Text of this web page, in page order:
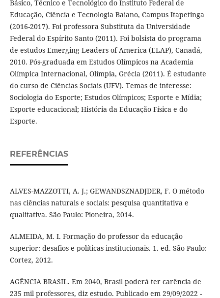
Básico, Técnico e Tecnológico do Instituto Federal de
Educação, Ciência e Tecnologia Baiano, Campus Itapetinga
(2016-2017). Foi professora Substituta da Universidade
Federal do Espírito Santo (2011). Foi bolsista do programa
de estudos Emerging Leaders of America (ELAP), Canadá,
2010. Pós-graduada em Estudos Olímpicos na Academia
Olímpica Internacional, Olímpia, Grécia (2011). É estudante
do curso de Ciências Sociais (UFV). Temas de interesse:
Sociologia do Esporte; Estudos Olímpicos; Esporte e Mídia;
Esporte educacional; História da Educação Física e do
Esporte.
REFERÊNCIAS
ALVES-MAZZOTTI, A. J.; GEWANDSZNADJDER, F. O método
nas ciências naturais e sociais: pesquisa quantitativa e
qualitativa. São Paulo: Pioneira, 2014.
ALMEIDA, M. I. Formação do professor da educação
superior: desafios e políticas institucionais. 1. ed. São Paulo:
Cortez, 2012.
AGÊNCIA BRASIL. Em 2040, Brasil poderá ter carência de
235 mil professores, diz estudo. Publicado em 29/09/2022 -